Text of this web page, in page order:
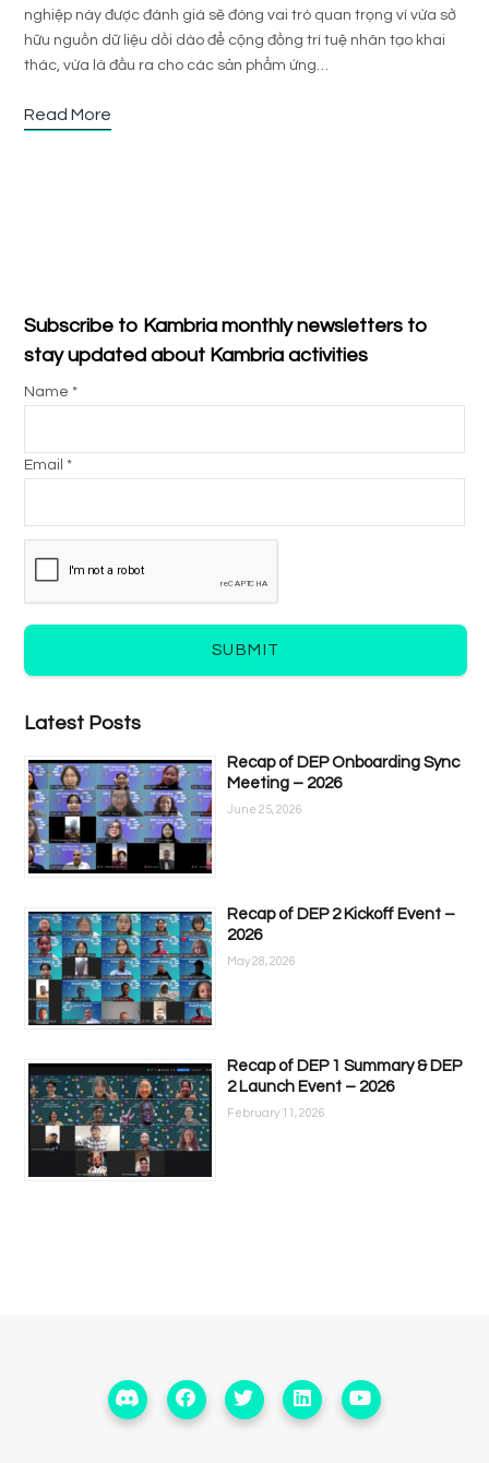
nghiệp này được đánh giá sẽ đóng vai trò quan trọng vì vừa sở
hữu nguồn dữ liệu dồi dào để cộng đồng trí tuệ nhân tạo khai
thác, vừa là đầu ra cho các sản phẩm ứng…
Read More
Subscribe to Kambria monthly newsletters to
stay updated about Kambria activities
Name *
Email *
SUBMIT
Latest Posts
Recap of DEP Onboarding Sync
Meeting – 2026
June 25, 2026
Recap of DEP 2 Kickoff Event –
2026
May 28, 2026
Recap of DEP 1 Summary & DEP
2 Launch Event – 2026
February 11, 2026